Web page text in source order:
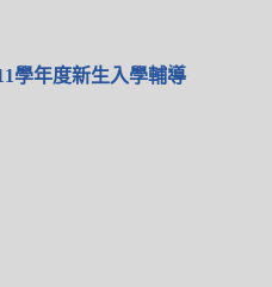
學年度新生入學輔導